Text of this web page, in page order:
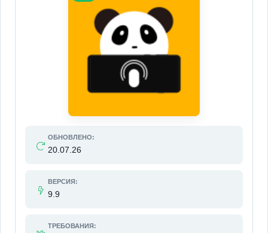
ОБНОВЛЕНО:
20.07.26
ВЕРСИЯ:
9.9
ТРЕБОВАНИЯ: